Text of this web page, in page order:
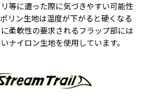
等に遭った際に気づきやすい可能性
リン生地は温度が下がると硬くなる
柔軟性の要求されるフラップ部には
ナイロン生地を使用しています。